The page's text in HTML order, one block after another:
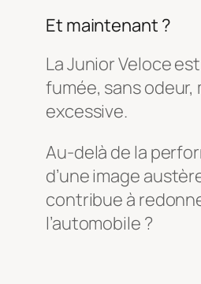
Et maintenant ?
La Junior Veloce
fumée, sans
excessive.
Au-delà de la
d’une image
contribue à
l’automobile ?